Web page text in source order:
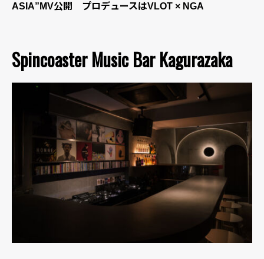
ASIA”MV公開 プロデュースはVLOT × NGA
Spincoaster Music Bar Kagurazaka